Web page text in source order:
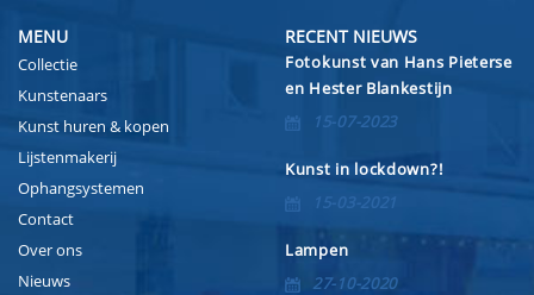
MENU
Collectie
Kunstenaars
Kunst huren & kopen
Lijstenmakerij
Ophangsystemen
Contact
Over ons
Nieuws
RECENT NIEUWS
Fotokunst van Hans Pieterse
en Hester Blankestijn
15-07-2023
Kunst in lockdown?!
15-03-2021
Lampen
27-10-2020